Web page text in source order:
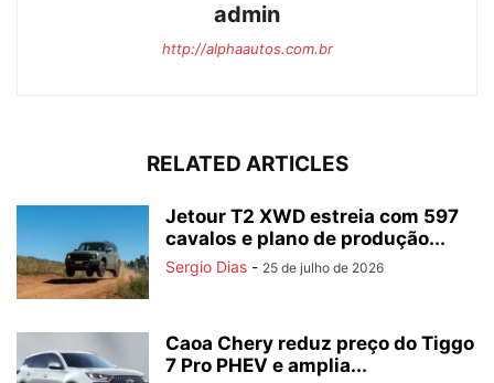
admin
http://alphaautos.com.br
RELATED ARTICLES
Jetour T2 XWD estreia com 597
cavalos e plano de produção...
Sergio Dias - 25 de julho de 2026
Caoa Chery reduz preço do Tiggo
7 Pro PHEV e amplia...